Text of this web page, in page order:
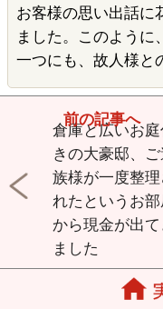
お客様の思い出話に
ました。このように
一つにも、故人様と
倉庫と広いお庭
きの大豪邸、ご
族様が一度整理
れたというお部
から現金が出て
ました